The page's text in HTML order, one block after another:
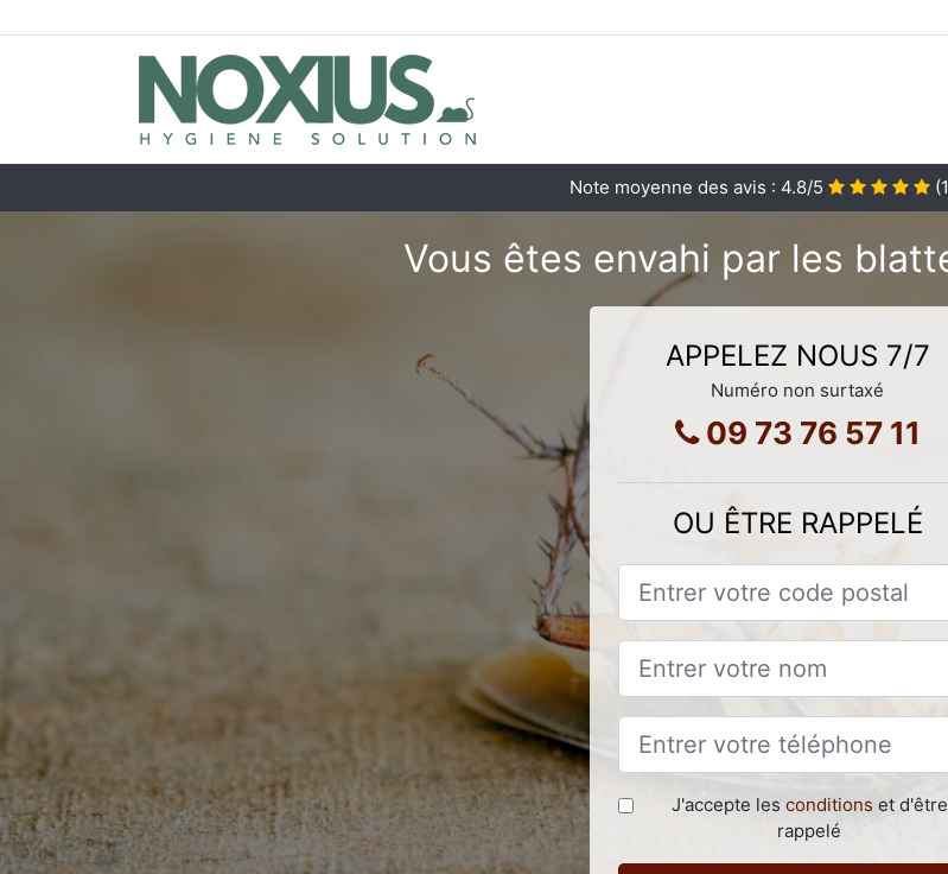
Note moyenne des avis : 4.8/5 (
Vous êtes envahi par les
APPELEZ NOUS 7/7
Numéro non surtaxé
09 73 76 57 11
OU ÊTRE RAPPELÉ
J'accepte les conditions et d'être
rappelé